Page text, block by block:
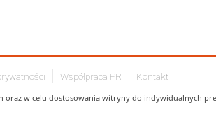
Współpraca PR Kontakt
oraz w celu dostosowania witryny do indywidualnych